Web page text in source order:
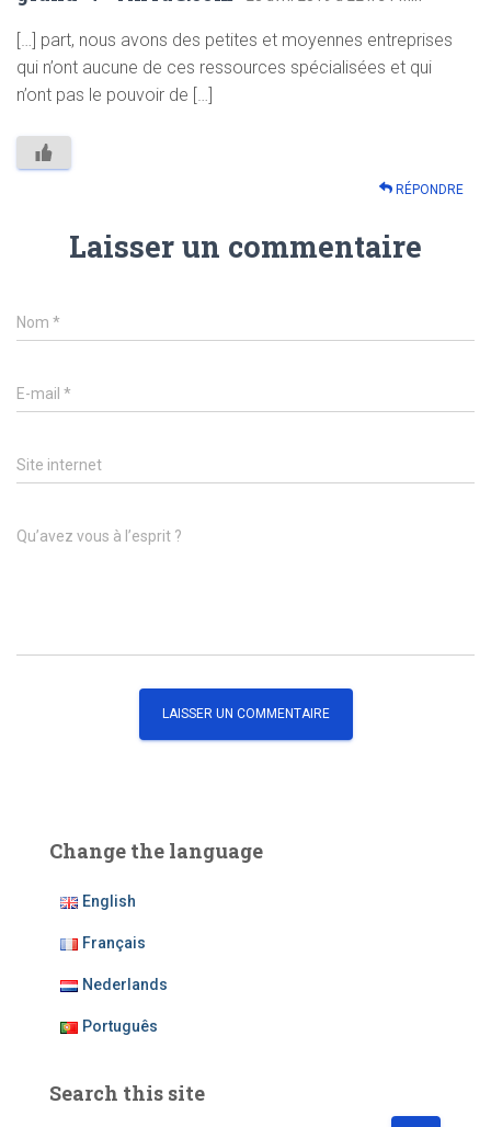
[…] part, nous avons des petites et moyennes entreprises
qui n’ont aucune de ces ressources spécialisées et qui
n’ont pas le pouvoir de […]
RÉPONDRE
Laisser un commentaire
Nom *
E-mail *
Site internet
Qu’avez vous à l’esprit ?
Change the language
English
Français
Nederlands
Português
Search this site